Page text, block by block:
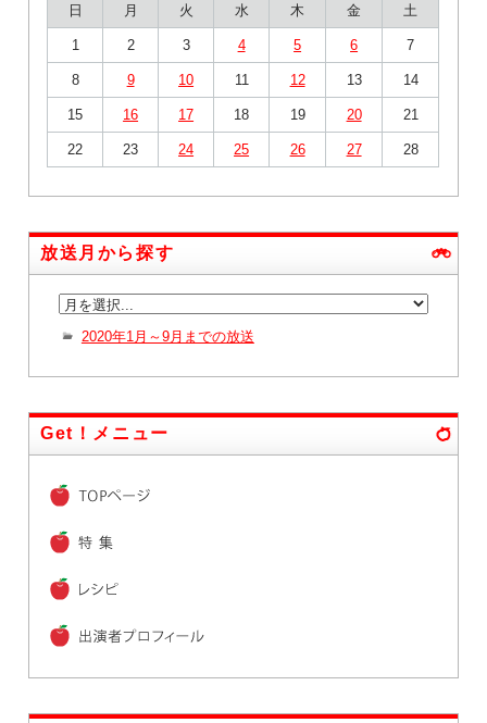
日
月 火 水 木 金 土
1 2 3 4 5 6 7
8 9 10 11 12 13 14
15 16 17 18 19 20 21
22 23 24 25 26 27 28
放送月から探す
2020年1月～9月までの放送
Get！メニュー